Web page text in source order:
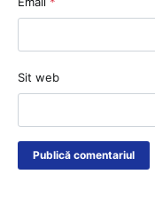
Sit web